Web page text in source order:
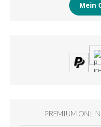
Mein
PREMIUM